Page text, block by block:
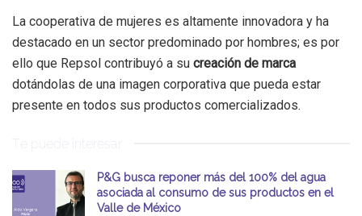
La cooperativa de mujeres es altamente innovadora y ha
destacado en un sector predominado por hombres; es por
ello que Repsol contribuyó a su creación de marca
dotándolas de una imagen corporativa que pueda estar
presente en todos sus productos comercializados.
Te puede interesar
P&G busca reponer más del 100% del agua
asociada al consumo de sus productos en el
Valle de México